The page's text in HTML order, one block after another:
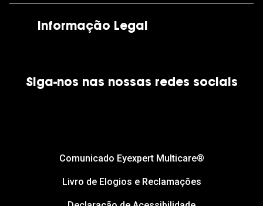
Informação Legal
Política de Cookies
Siga-nos nas nossas redes sociais
Comunicado Eyexpert Multicare®
Livro de Elogios e Reclamações